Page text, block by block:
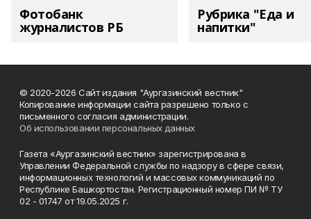
Фотобанк
журналистов РБ
Рубрика "Еда и
напитки"
© 2020-2026 Сайт издания "Аургазинский вестник"
Копирование информации сайта разрешено только с
письменного согласия администрации.
Об использовании персональных данных
Газета «Аургазинский вестник» зарегистрирована в
Управлении Федеральной службы по надзору в сфере связи,
информационных технологий и массовых коммуникаций по
Республике Башкортостан. Регистрационный номер ПИ № ТУ
02 - 01747 от 19.05.2025 г.